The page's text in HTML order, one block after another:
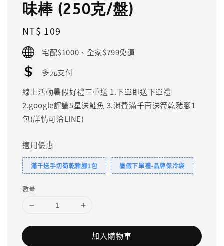
味棒 (250克/盤)
Regular
price
NT$ 109
宅配$1000、全家$799免運
多元支付
線上活動暑假好禮三重送 1.下單即送下單禮
2.google評論5星送鮭魚 3.消費滿千再送筍乾豬腳1
包(詳情可洽LINE)
適用優惠
滿千送手切筍乾豬腳1包 暑假下單禮-品牌保冷袋
數量
加入購物車